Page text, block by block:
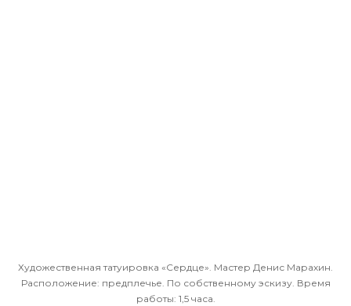
Художественная татуировка «Сердце». Мастер Денис Марахин.
Расположение: предплечье. По собственному эскизу. Время
работы: 1,5 часа.